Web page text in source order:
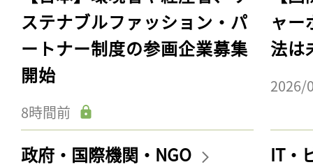
ステナブルファッション・パ
ートナー制度の参画企業募集
開始
8時間前
ャー
法は
2026/
政府・国際機関・NGO IT・